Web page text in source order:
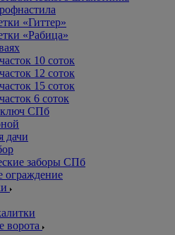
«Гиттер»
«Рабица»
10 соток
12 соток
15 соток
6 соток
ключ СПб
дачи
заборы СПб
ограждение
ворота